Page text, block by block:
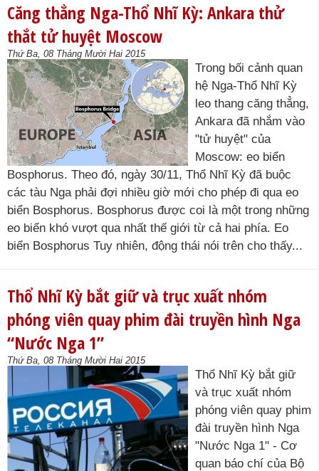
Căng thẳng Nga-Thổ Nhĩ Kỳ: Ankara thử
thắt tử huyệt Moscow
Thứ Ba, 08 Tháng Mười Hai 2015
Trong bối cảnh quan
hệ Nga-Thổ Nhĩ Kỳ
leo thang căng thẳng,
Ankara đã nhắm vào
"tử huyệt" của
Moscow: eo biển
Bosphorus. Theo đó, ngày 30/11, Thổ Nhĩ Kỳ đã buộc
các tàu Nga phải đợi nhiều giờ mới cho phép đi qua eo
biển Bosphorus. Bosphorus được coi là một trong những
eo biển khó vượt qua nhất thế giới từ cả hai phía. Eo
biển Bosphorus Tuy nhiên, động thái nói trên cho thấy...
Thổ Nhĩ Kỳ bắt giữ và trục xuất nhóm
phóng viên quay phim đài truyền hình Nga
“Nước Nga 1”
Thứ Ba, 08 Tháng Mười Hai 2015
Thổ Nhĩ Kỳ bắt giữ
và trục xuất nhóm
phóng viên quay phim
đài truyền hình Nga
"Nước Nga 1" - Cơ
quan báo chí của Bộ